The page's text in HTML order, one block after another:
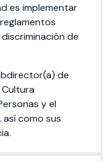
es implementar
de
de
y el
como sus